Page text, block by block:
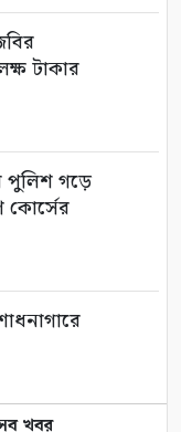
টাকার
পুলিশ গড়ে
কোর্সের
খবর